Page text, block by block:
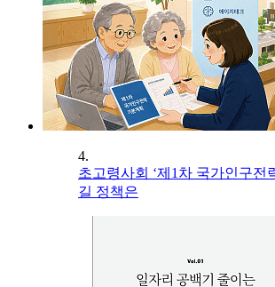
4.
초고령사회 ‘제1차 국가인구전
길 정책은